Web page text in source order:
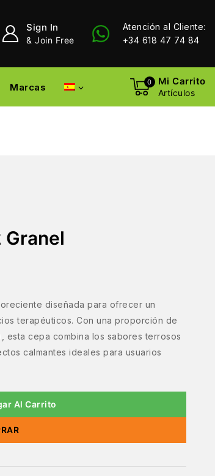
Sign In
& Join Free
Atención al Cliente:
+34 618 47 74 84
Marcas 0 Mi Carrito
Artículos
Granel
diseñada para ofrecer un
terapéuticos. Con una proporción de
esta cepa combina los sabores terrosos
calmantes ideales para usuarios
Al Carrito